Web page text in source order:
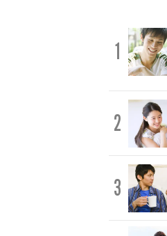
1
2
3